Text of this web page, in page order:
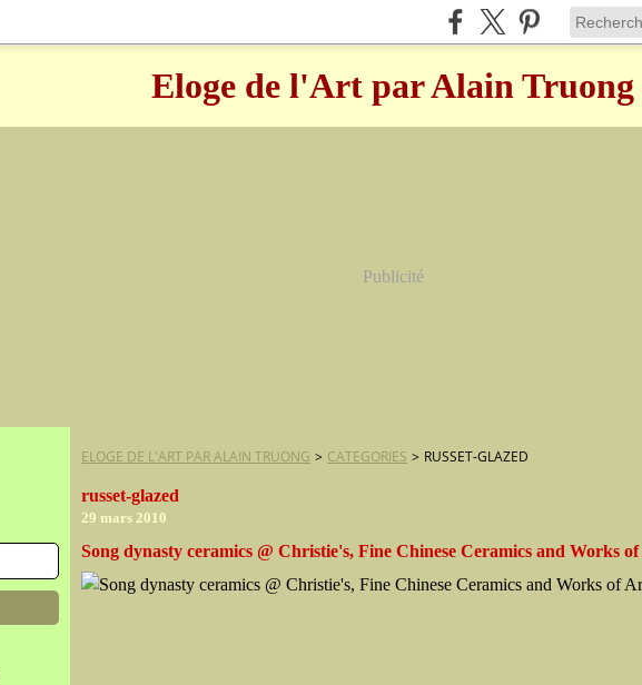
Eloge de l'Art par Alain Truong
Publicité
ELOGE DE L'ART PAR ALAIN TRUONG > CATEGORIES > RUSSET-GLAZED
russet-glazed
29 mars 2010
Song dynasty ceramics @ Christie's, Fine Chinese Ceramics and Works